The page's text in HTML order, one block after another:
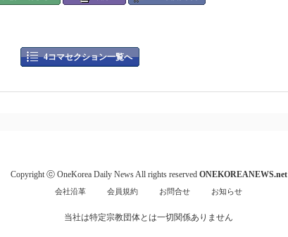
4コマセクション一覧へ
Copyright ⓒ OneKorea Daily News All rights reserved ONEKOREANEWS.net
会社沿革 会員規約 お問合せ お知らせ
当社は特定宗教団体とは一切関係ありません